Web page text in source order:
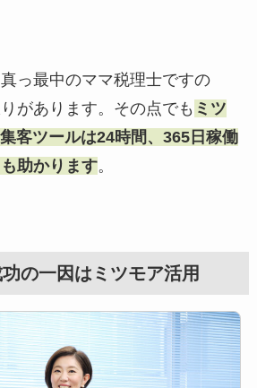
っ最中のママ税理士ですの
があります。その点でも ミツ
客ツールは24時間、365日稼働
助かります。
の一因はミツモア活用